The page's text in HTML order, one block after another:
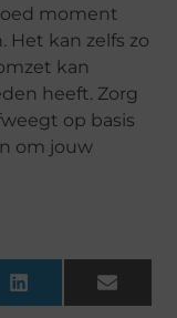
moment
Het kan zelfs zo
kan
heeft. Zorg
op basis
om jouw
LinkedInEmail